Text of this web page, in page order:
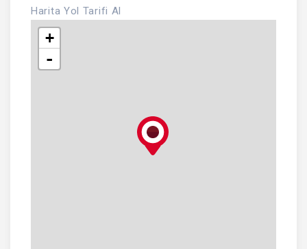
Harita Yol Tarifi Al
+
-